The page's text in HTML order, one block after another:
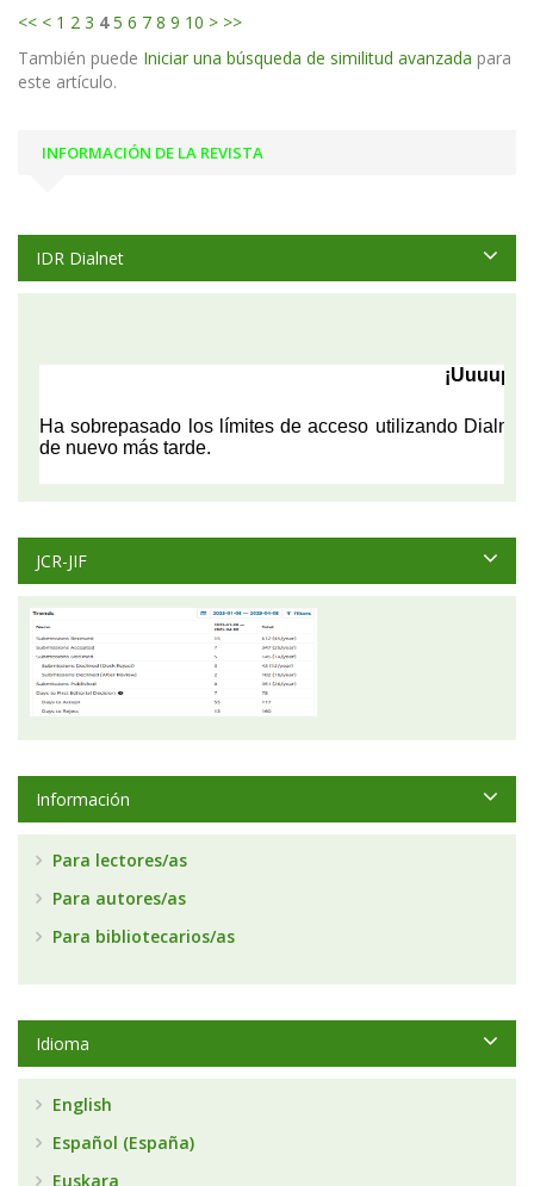
<< < 1 2 3 4 5 6 7 8 9 10 > >>
También puede Iniciar una búsqueda de similitud avanzada para
este artículo.
INFORMACIÓN DE LA REVISTA
IDR Dialnet
JCR-JIF
Información
Para lectores/as
Para autores/as
Para bibliotecarios/as
Idioma
English
Español (España)
Euskara